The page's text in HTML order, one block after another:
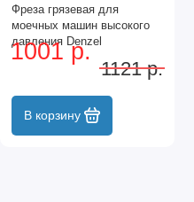
Фреза грязевая для
моечных машин высокого
давления Denzel
1001 р.
1121 р.
В корзину